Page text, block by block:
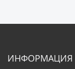
ИНФОРМАЦИЯ